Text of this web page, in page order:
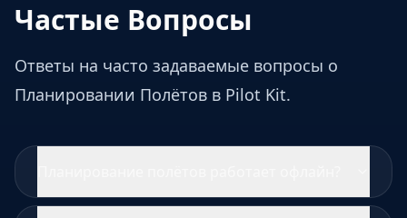
Частые Вопросы
Ответы на часто задаваемые вопросы о
Планировании Полётов в Pilot Kit.